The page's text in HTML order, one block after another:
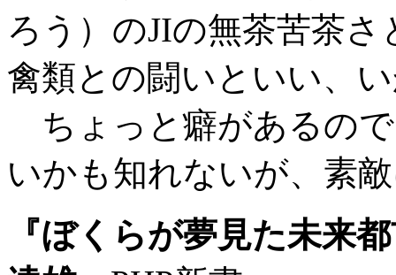
ろう）のJIの無茶苦茶
禽類との闘いといい、
ちょっと癖があるの
いかも知れないが、素
『ぼくらが夢見た未来